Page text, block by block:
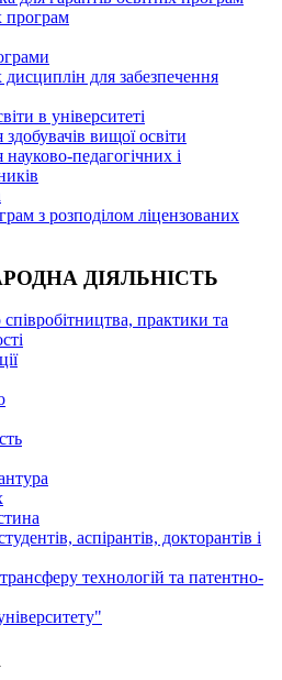
програм
для забезпечення
в університеті
вищої освіти
педагогічних і
з розподілoм ліцензoваних
ДІЯЛЬНІСТЬ
практики та
аспірантів, докторантів і
технологій та патентно-